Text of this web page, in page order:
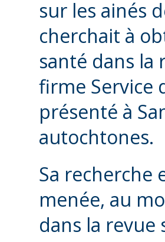
sur les ainés
cherchait à
santé dans la
firme Service
présenté à
autochtones.
Sa recherche
menée, au
dans la